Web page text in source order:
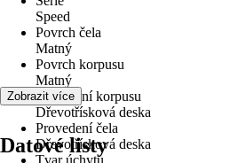
Speed
Povrch čela
Matný
Povrch korpusu
Matný
Provedení korpusu
Dřevotřísková deska
Provedení čela
Dřevotřísková deska
Tvar úchytu
Zobrazit více
Datové listy